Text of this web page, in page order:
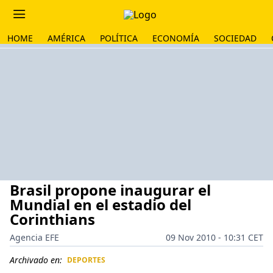
HOME AMÉRICA POLÍTICA ECONOMÍA SOCIEDAD
Brasil propone inaugurar el
Mundial en el estadio del
Corinthians
Agencia EFE
09 Nov 2010 - 10:31 CET
Archivado en: DEPORTES